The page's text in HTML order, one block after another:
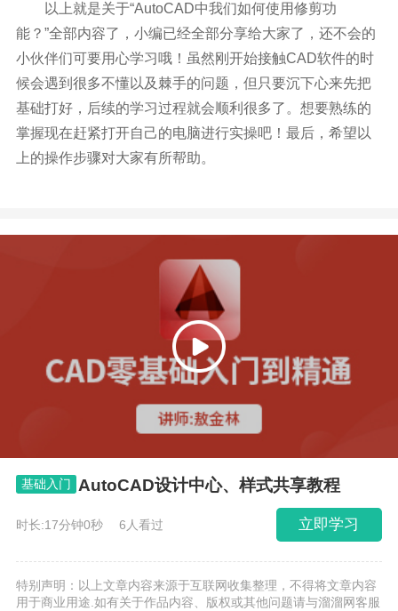
以上就是关于“AutoCAD中我们如何使用修剪功
能？”全部内容了，小编已经全部分享给大家了，还不会的
小伙伴们可要用心学习哦！虽然刚开始接触CAD软件的时
候会遇到很多不懂以及棘手的问题，但只要沉下心来先把
基础打好，后续的学习过程就会顺利很多了。想要熟练的
掌握现在赶紧打开自己的电脑进行实操吧！最后，希望以
上的操作步骤对大家有所帮助。
基础入门 AutoCAD设计中心、样式共享教程
时长:17分钟0秒 6人看过 立即学习
特别声明：以上文章内容来源于互联网收集整理，不得将文章内容
用于商业用途.如有关于作品内容、版权或其他问题请与溜溜网客服